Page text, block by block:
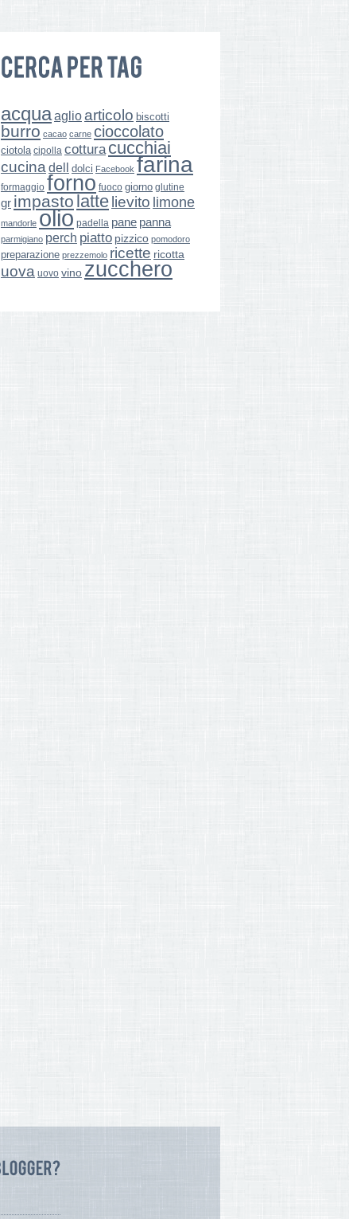
acquaaglio articolo biscotti
burro cacao carne cioccolato
ciotola cipolla cottura cucchiai
cucina dell dolci Facebook farina
formaggio forno fuoco giorno glutine
gr impasto latte lievito limone
mandorle olio padella pane panna
parmigiano perch piatto pizzico pomodoro
preparazione prezzemolo ricette ricotta
uova uovo vino zucchero